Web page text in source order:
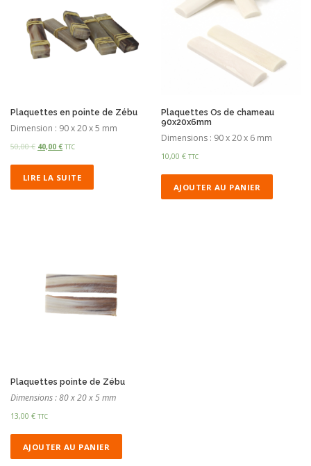
Plaquettes en pointe de Zébu
Dimension : 90 x 20 x 5 mm
50,00€ 40,00 € TTC
LIRE LA SUITE
Plaquettes Os de chameau
90x20x6mm
Dimensions : 90 x 20 x 6 mm
10,00€ TTC
AJOUTER AU PANIER
Plaquettes pointe de Zébu
Dimensions : 80 x 20 x 5 mm
13,00 € TTC
AJOUTER AU PANIER